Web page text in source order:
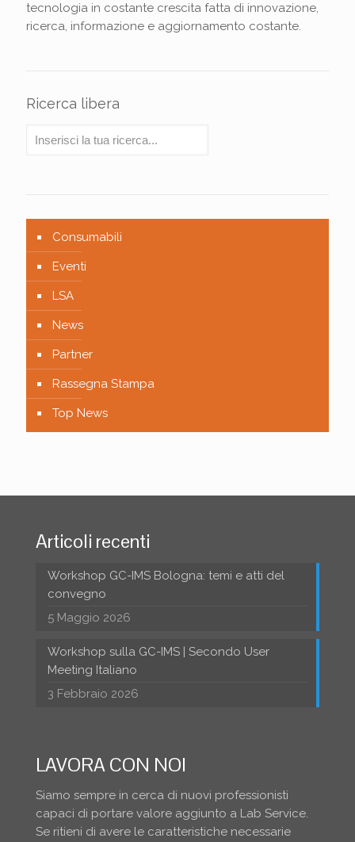
tecnologia in costante crescita fatta di innovazione,
ricerca, informazione e aggiornamento costante.
Ricerca libera
Consumabili
Eventi
LSA
News
Partner
Rassegna Stampa
Top News
Articoli recenti
Workshop GC-IMS Bologna: temi e atti del
convegno
5 Maggio 2026
Workshop sulla GC-IMS | Secondo User
Meeting Italiano
3 Febbraio 2026
LAVORA CON NOI
Siamo sempre in cerca di nuovi professionisti
capaci di portare valore aggiunto a Lab Service.
Se ritieni di avere le caratteristiche necessarie